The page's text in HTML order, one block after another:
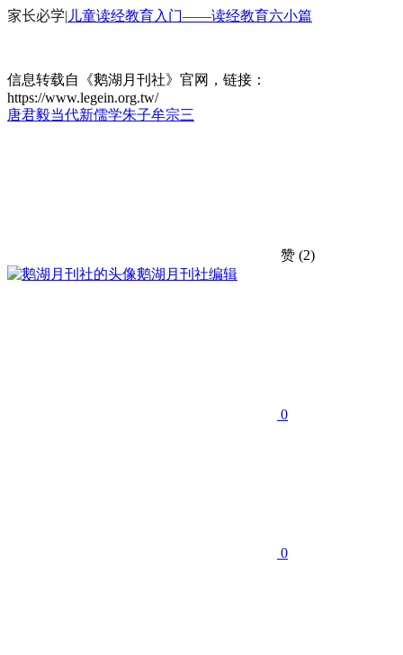
家长必学| 儿童读经教育入门——读经教育六小篇
信息转载自《鹅湖月刊社》官网，链接：
https://www.legein.org.tw/
唐君毅当代新儒学朱子牟宗三
赞 (2)
鹅湖月刊社编辑
0
0